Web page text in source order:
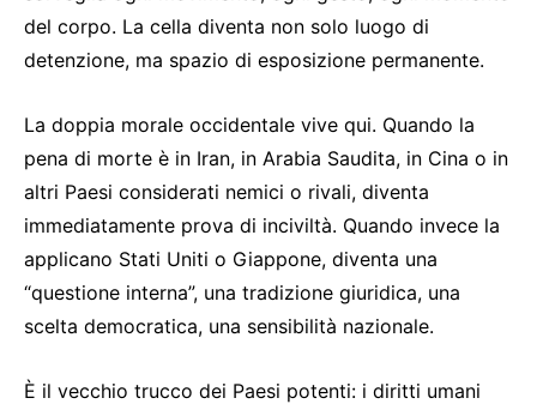
del corpo. La cella diventa non solo luogo di
detenzione, ma spazio di esposizione permanente.
La doppia morale occidentale vive qui. Quando la
pena di morte è in Iran, in Arabia Saudita, in Cina o in
altri Paesi considerati nemici o rivali, diventa
immediatamente prova di inciviltà. Quando invece la
applicano Stati Uniti o Giappone, diventa una
“questione interna”, una tradizione giuridica, una
scelta democratica, una sensibilità nazionale.
È il vecchio trucco dei Paesi potenti: i diritti umani